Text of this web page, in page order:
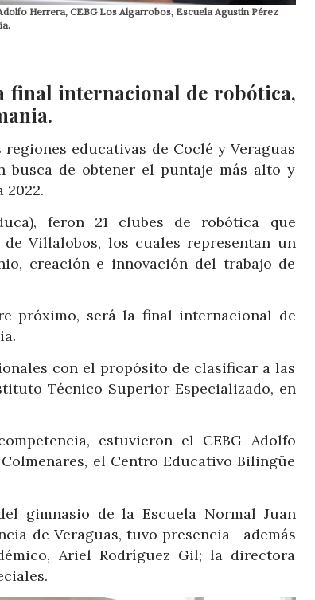
Herrera, CEBG Los Algarrobos, Escuela Agustín Pérez
final internacional de robótica,
educativas de Coclé y Veraguas
busca de obtener el puntaje más alto y
2022.
feron 21 clubes de robótica que
Villalobos, los cuales representan un
creación e innovación del trabajo de
próximo, será la final internacional de
con el propósito de clasificar a las
Técnico Superior Especializado, en
estuvieron el CEBG Adolfo
el Centro Educativo Bilingüe
gimnasio de la Escuela Normal Juan
de Veraguas, tuvo presencia –además
Ariel Rodríguez Gil; la directora